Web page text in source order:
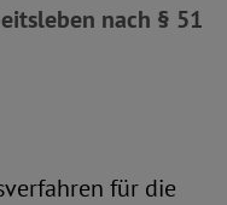
nach § 51
für die